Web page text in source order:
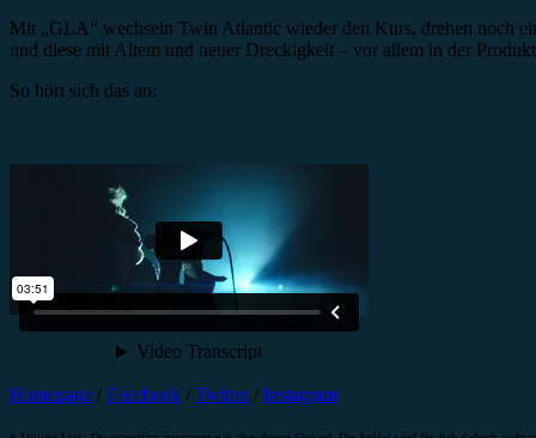
Mit „GLA“ wechseln Twin Atlantic wieder den Kurs, drehen noch
und diese mit Altem und neuer Dreckigkeit – vor allem in der
So hört sich das an:
Homepage / Facebook / Twitter/ Instagram